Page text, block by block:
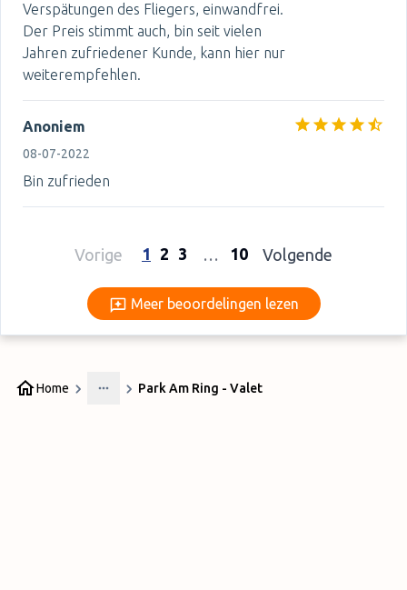
Verspätungen des Fliegers, einwandfrei.
Der Preis stimmt auch, bin seit vielen
Jahren zufriedener Kunde, kann hier nur
weiterempfehlen.
Anoniem
08-07-2022
Bin zufrieden
Vorige 1 2 3 … 10 Volgende
Meer beoordelingen lezen
Meer beoordelingen lezen
Home
More
Park Am Ring - Valet